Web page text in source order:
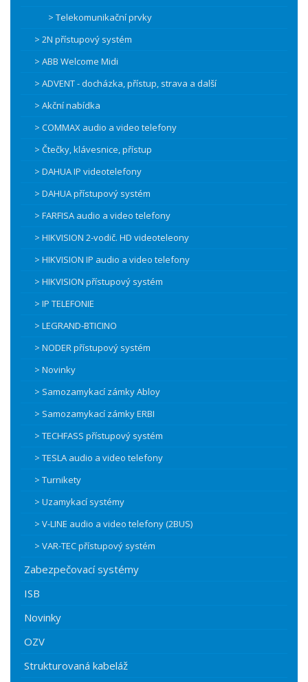
> Telekomunikační prvky
> 2N přístupový systém
> ABB Welcome Midi
> ADVENT - docházka, přístup, strava a další
> Akční nabídka
> COMMAX audio a video telefony
> Čtečky, klávesnice, přístup
> DAHUA IP videotelefony
> DAHUA přístupový systém
> FARFISA audio a video telefony
> HIKVISION 2-vodič. HD videoteleony
> HIKVISION IP audio a video telefony
> HIKVISION přístupový systém
> IP TELEFONIE
> LEGRAND-BTICINO
> NODER přístupový systém
> Novinky
> Samozamykací zámky Abloy
> Samozamykací zámky ERBI
> TECHFASS přístupový systém
> TESLA audio a video telefony
> Turnikety
> Uzamykací systémy
> V-LINE audio a video telefony (2BUS)
> VAR-TEC přístupový systém
Zabezpečovací systémy
ISB
Novinky
OZV
Strukturovaná kabeláž